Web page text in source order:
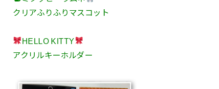
クリアふりふりマスコット
HELLO KITTY
アクリルキーホルダー